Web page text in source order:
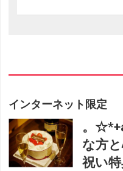
インターネット限定
。
な方
祝い